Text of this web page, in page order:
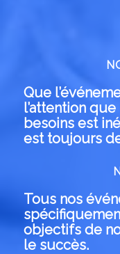
Que
l’attention
besoins est
est toujours
Tous nos
objectifs de
le succès.